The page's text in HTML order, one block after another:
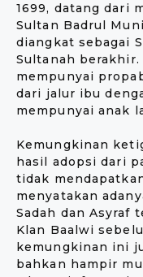
1699, datang dari
Sultan Badrul
diangkat sebagai
Sultanah berakhir.
mempunyai
dari jalur ibu
mempunyai anak
Kemungkinan
hasil adopsi dari
tidak
menyatakan
Sadah dan Asyraf
Klan Baalwi
kemungkinan ini
bahkan hampir